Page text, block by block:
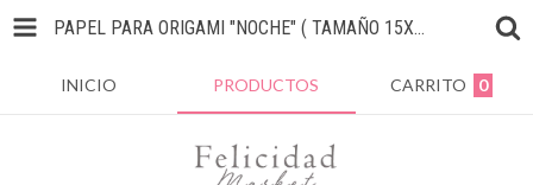
PAPEL PARA ORIGAMI "NOCHE" ( TAMAÑO 15X15 CM, BIFAZ, PACK X 20 PAPELES)
INICIO PRODUCTOS CARRITO 0